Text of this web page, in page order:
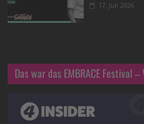
17. Juli 2026
Das war das EMBRACE Festival